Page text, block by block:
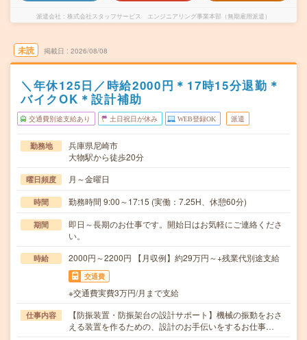
派遣会社 株式会社スタッフサービス エンジニアリング事業本部（無期雇用派遣）
未読 掲載日 2026/08/08
＼年休125日／時給2000円＊17時15分退勤＊
バイクOK＊設計補助
交通費別途支給あり 土日祝日が休み WEB登録OK 派遣
勤務地
兵庫県尼崎市
大物駅から徒歩20分
曜日頻度 月～金曜日
時間 勤務時間 9:00～17:15 (実働：7.25H、休憩60分)
期間
即日～長期のお仕事です。開始日はお気軽にご連絡くださ
い。
時給 2000円～2200円 【月収例】約29万円～+残業代別途支給
交通費
※交通費実費3万円/月まで支給
仕事内容
【防振装置・防振架台の設計サポート】機械の振動をおさ
える装置を作るための、設計のお手伝いをするお仕事…